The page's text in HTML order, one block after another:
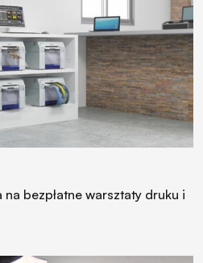
bezpłatne warsztaty druku i